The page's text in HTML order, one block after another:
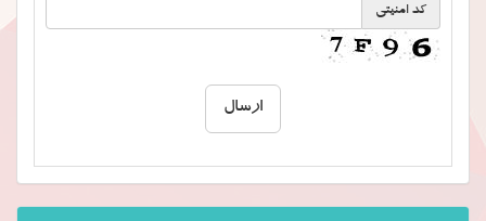
کد امنیتی